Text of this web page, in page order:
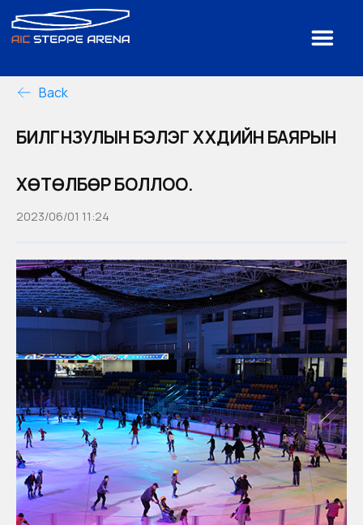
Back
БИЛГҮҮНЗУЛЫН БЭЛЭГ ХҮҮХДИЙН БАЯРЫН
ХӨТӨЛБӨР БОЛЛОО.
2023/06/01 11:24